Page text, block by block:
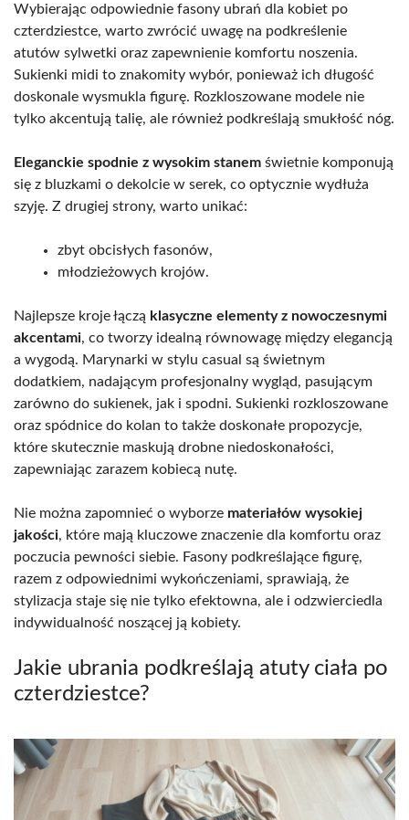
Wybierając odpowiednie fasony ubrań dla kobiet po
czterdziestce, warto zwrócić uwagę na podkreślenie
atutów sylwetki oraz zapewnienie komfortu noszenia.
Sukienki midi to znakomity wybór, ponieważ ich długość
doskonale wysmukla figurę. Rozkloszowane modele nie
tylko akcentują talię, ale również podkreślają smukłość nóg.
Eleganckie spodnie z wysokim stanem świetnie komponują
się z bluzkami o dekolcie w serek, co optycznie wydłuża
szyję. Z drugiej strony, warto unikać:
zbyt obcisłych fasonów,
młodzieżowych krojów.
Najlepsze kroje łączą klasyczne elementy z nowoczesnymi
akcentami, co tworzy idealną równowagę między elegancją
a wygodą. Marynarki w stylu casual są świetnym
dodatkiem, nadającym profesjonalny wygląd, pasującym
zarówno do sukienek, jak i spodni. Sukienki rozkloszowane
oraz spódnice do kolan to także doskonałe propozycje,
które skutecznie maskują drobne niedoskonałości,
zapewniając zarazem kobiecą nutę.
Nie można zapomnieć o wyborze materiałów wysokiej
jakości, które mają kluczowe znaczenie dla komfortu oraz
poczucia pewności siebie. Fasony podkreślające figurę,
razem z odpowiednimi wykończeniami, sprawiają, że
stylizacja staje się nie tylko efektowna, ale i odzwierciedla
indywidualność noszącej ją kobiety.
Jakie ubrania podkreślają atuty ciała po
czterdziestce?